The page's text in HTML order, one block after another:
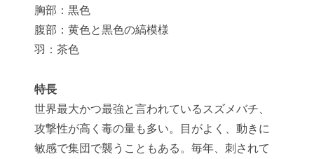
胸部：黒色
腹部：黄色と黒色の縞模様
羽：茶色
特長
世界最大かつ最強と言われているスズメバチ、
攻撃性が高く毒の量も多い。目がよく、動きに
敏感で集団で襲うこともある。毎年、刺されて